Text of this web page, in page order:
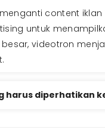
content
untuk
videotron
harus diperhatikan